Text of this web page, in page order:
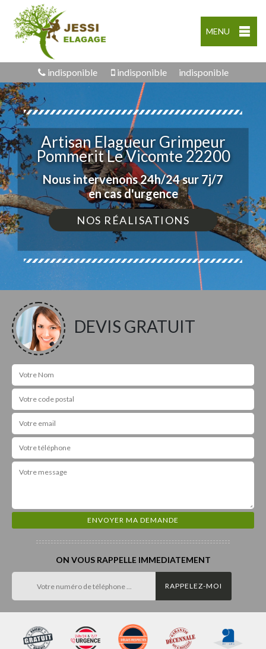
MENU
indisponible indisponible indisponible
Artisan Elagueur Grimpeur
Pommerit Le Vicomte 22200
Nous intervenons 24h/24 sur 7j/7
en cas d'urgence
NOS RÉALISATIONS
DEVIS GRATUIT
ON VOUS RAPPELLE IMMEDIATEMENT